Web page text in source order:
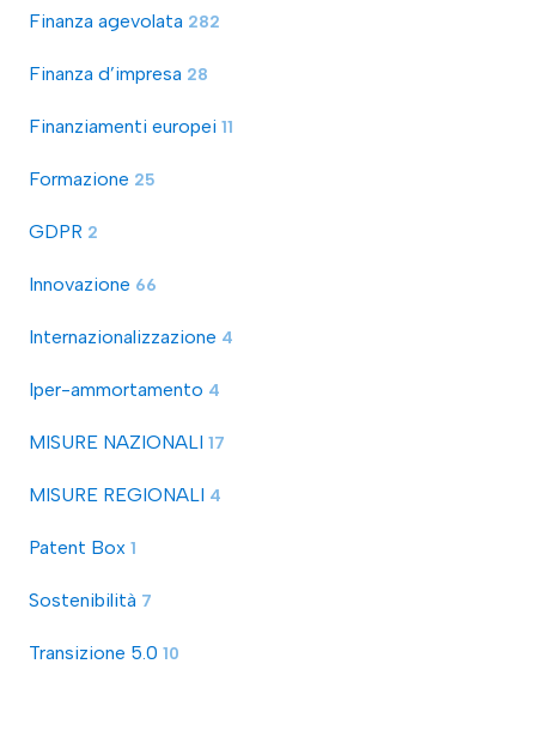
Finanza agevolata 282
Finanza d’impresa 28
Finanziamenti europei 11
Formazione 25
GDPR 2
Innovazione 66
Internazionalizzazione 4
Iper-ammortamento 4
MISURE NAZIONALI 17
MISURE REGIONALI 4
Patent Box 1
Sostenibilità 7
Transizione 5.0 10